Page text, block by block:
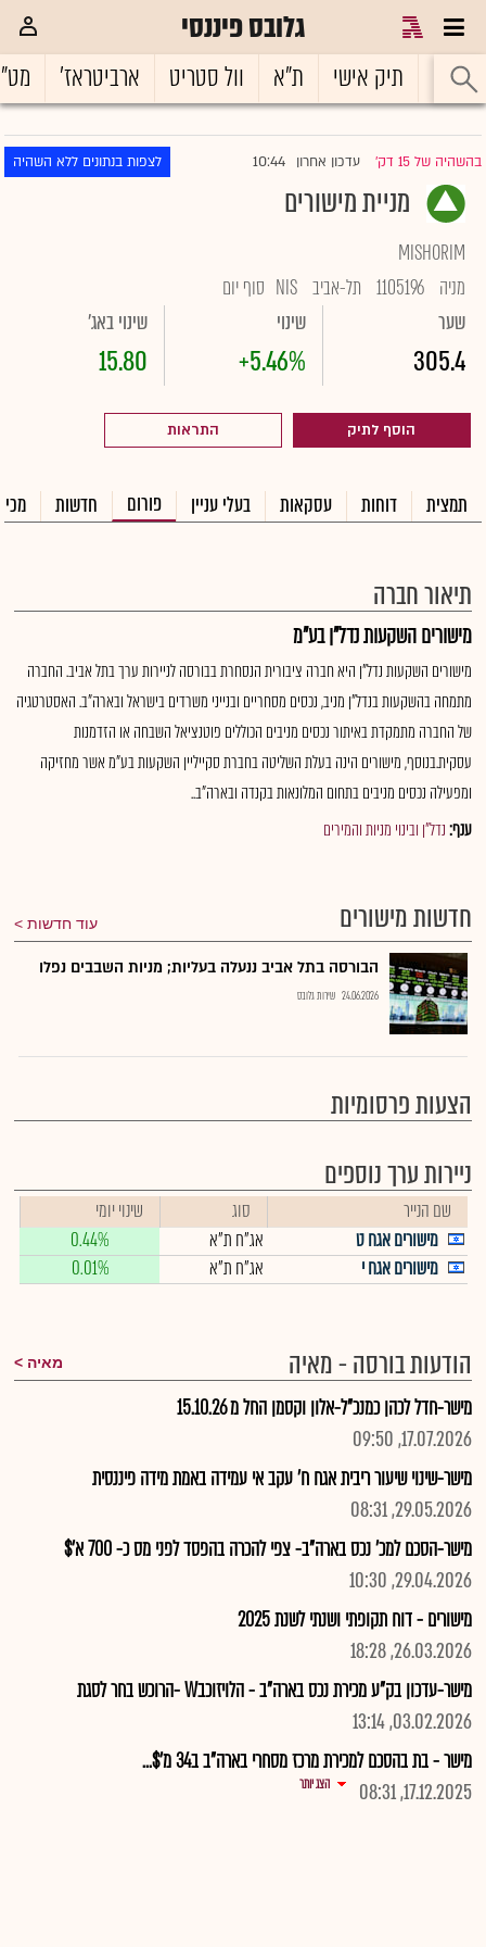
גלובס פיננסי
ראשי תיק אישי ת"א וול סטריט ארביטראז'
בהשהיה של 15 דק' |עדכון אחרון 10:44 לצפות בנתונים ללא השהיה
מניית מישורים
MISHORIM
מניה 1105196 תל-אביב NIS סוף יום
שער
305.4
שינוי
+5.46%
שינוי באג'
15.80
הוסף לתיק התראות
תמצית דוחות עסקאות בעלי עניין פורום חדשות
תיאור חברה
מישורים השקעות נדל"ן בע"מ
מישורים השקעות נדל"ן היא חברה ציבורית הנסחרת בבורסה לניירות ערך בתל אביב. החברה
מתמחה בהשקעות בנדל"ן מניב, נכסים מסחריים ובנייני משרדים בישראל ובארה"ב. האסטרטגיה
של החברה מתמקדת באיתור נכסים מניבים הכוללים פוטנציאל השבחה או הזדמנות
עסקית.בנוסף, מישורים הינה בעלת השליטה בחברת סקייליין השקעות בע"מ אשר מחזיקה
ומפעילה נכסים מניבים בתחום המלונאות בקנדה ובארה"ב..
ענף:נדל"ן ובינוי מניות והמירים
חדשות מישורים עוד חדשות
הבורסה בתל אביב ננעלה בעליות; מניות השבבים נפלו
24.06.2026 שירות גלובס
הצעות פרסומיות
ניירות ערך נוספים
שם הנייר סוג
שינוי יומי
מישורים אגח ט
אג"ח ת"א
0.44%
מישורים אגח י
אג"ח ת"א 0.01%
הודעות בורסה - מאיה מאיה
מישר-חדל לכהן כמנכ"ל-אלון וקסמן החל מ 15.10.26
17.07.2026, 09:50
מישר-שינוי שיעור ריבית אגח ח' עקב אי עמידה באמת מידה פיננסית
29.05.2026, 08:31
מישר-הסכם למכ' נכס בארה"ב- צפי להכרה בהפסד לפני מס כ- 700 א'$
29.04.2026, 10:30
מישורים - דוח תקופתי ושנתי לשנת 2025
26.03.2026, 18:28
מישר-עדכון בק"ע מכירת נכס בארה"ב - הלויזוכבW -הרוכש בחר לסגת
03.02.2026, 13:14
מישר - בת בהסכם למכירת מרכז מסחרי בארה"ב ב34 מ'$...
17.12.2025, 08:31
הצג יותר